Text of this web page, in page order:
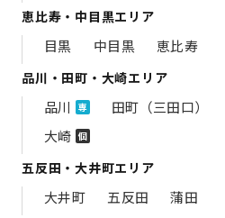
恵比寿・中目黒エリア
目黒 中目黒 恵比寿
品川・田町・大崎エリア
品川 専 田町（三田口）
大崎 個
五反田・大井町エリア
大井町 五反田 蒲田